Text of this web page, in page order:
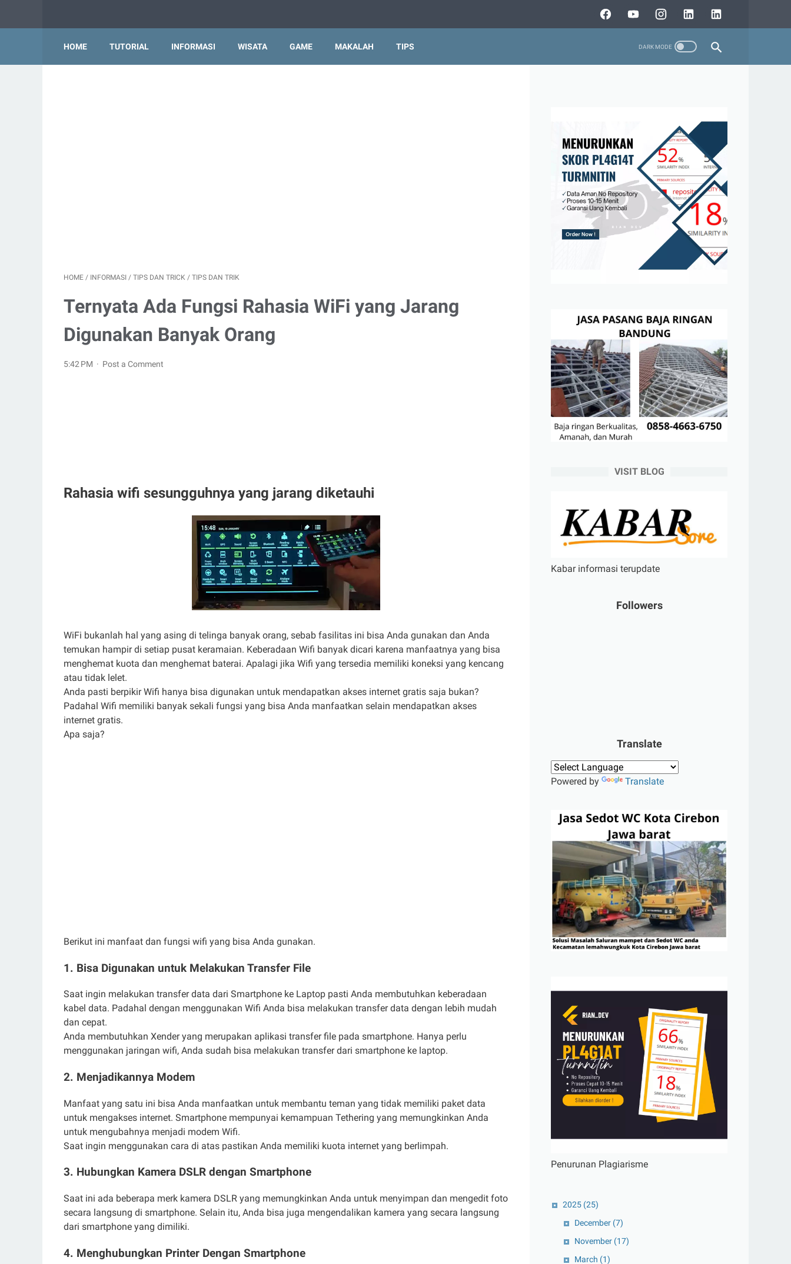
HOME TUTORIAL INFORMASI WISATA GAME MAKALAH TIPS
HOME / INFORMASI / TIPS DAN TRICK / TIPS DAN TRIK
Ternyata Ada Fungsi Rahasia WiFi yang Jarang
Digunakan Banyak Orang
5:42 PM Post a Comment
Rahasia wifi sesungguhnya yang jarang diketauhi
WiFi bukanlah hal yang asing di telinga banyak orang, sebab fasilitas ini bisa Anda gunakan dan Anda
temukan hampir di setiap pusat keramaian. Keberadaan Wifi banyak dicari karena manfaatnya yang bisa
menghemat kuota dan menghemat baterai. Apalagi jika Wifi yang tersedia memiliki koneksi yang kencang
atau tidak lelet.
Anda pasti berpikir Wifi hanya bisa digunakan untuk mendapatkan akses internet gratis saja bukan?
Padahal Wifi memiliki banyak sekali fungsi yang bisa Anda manfaatkan selain mendapatkan akses
internet gratis.
Apa saja?
Berikut ini manfaat dan fungsi wifi yang bisa Anda gunakan.
1. Bisa Digunakan untuk Melakukan Transfer File
Saat ingin melakukan transfer data dari Smartphone ke Laptop pasti Anda membutuhkan keberadaan
kabel data. Padahal dengan menggunakan Wifi Anda bisa melakukan transfer data dengan lebih mudah
dan cepat.
Anda membutuhkan Xender yang merupakan aplikasi transfer file pada smartphone. Hanya perlu
menggunakan jaringan wifi, Anda sudah bisa melakukan transfer dari smartphone ke laptop.
2. Menjadikannya Modem
Manfaat yang satu ini bisa Anda manfaatkan untuk membantu teman yang tidak memiliki paket data
untuk mengakses internet. Smartphone mempunyai kemampuan Tethering yang memungkinkan Anda
untuk mengubahnya menjadi modem Wifi.
Saat ingin menggunakan cara di atas pastikan Anda memiliki kuota internet yang berlimpah.
3. Hubungkan Kamera DSLR dengan Smartphone
Saat ini ada beberapa merk kamera DSLR yang memungkinkan Anda untuk menyimpan dan mengedit foto
secara langsung di smartphone. Selain itu, Anda bisa juga mengendalikan kamera yang secara langsung
dari smartphone yang dimiliki.
4. Menghubungkan Printer Dengan Smartphone
VISIT BLOG
Kabar informasi terupdate
Followers
Translate
Powered by Translate
Penurunan Plagiarisme
2025 (25)
December (7)
November (17)
March (1)